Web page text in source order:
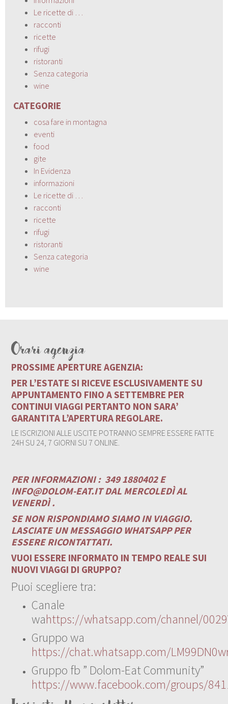
Le ricette di …
racconti
ricette
rifugi
ristoranti
Senza categoria
wine
CATEGORIE
cosa fare in montagna
eventi
food
gite
In Evidenza
informazioni
Le ricette di …
racconti
ricette
rifugi
ristoranti
Senza categoria
wine
Orari agenzia
PROSSIME APERTURE AGENZIA:
PER L’ESTATE SI RICEVE ESCLUSIVAMENTE SU
APPUNTAMENTO FINO A SETTEMBRE PER
CONTINUI VIAGGI PERTANTO NON SARA’
GARANTITA L’APERTURA REGOLARE.
LE ISCRIZIONI ALLE USCITE POTRANNO SEMPRE ESSERE FATTE
24H SU 24, 7 GIORNI SU 7 ONLINE.
PER INFORMAZIONI : 349 1880402 E
INFO@DOLOM-EAT.ITDAL MERCOLEDÌ AL
VENERDÌ .
SE NON RISPONDIAMO SIAMO IN VIAGGIO.
LASCIATE UN MESSAGGIO WHATSAPP PER
ESSERE RICONTATTATI.
VUOI ESSERE INFORMATO IN TEMPO REALE SUI
NUOVI VIAGGI DI GRUPPO?
Puoi scegliere tra:
Canale
wahttps://whatsapp.com/channel/
Gruppo wa
https://chat.whatsapp.com/
Gruppo fb ” Dolom-Eat Community”
https://www.facebook.com/groups/